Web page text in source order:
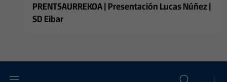
PRENTSAURREKOA | Presentación Lucas Núñez |
SD Eibar